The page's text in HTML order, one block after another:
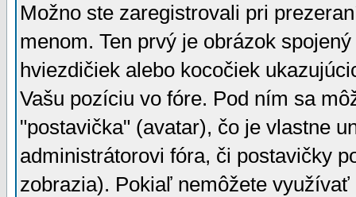
Možno ste zaregistrovali pri
menom. Ten prvý je obrázok
hviezdičiek alebo kocočiek
Vašu pozíciu vo fóre. Pod ním sa
"postavička" (avatar), čo je vlastne
administrátorovi fóra, či postavičky
zobrazia). Pokiaľ nemôžete